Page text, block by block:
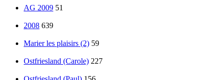
AG 2009 51
2008 639
Marier les plaisirs (2) 59
Ostfriesland (Carole) 227